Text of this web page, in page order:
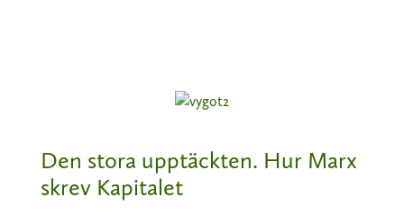
Den stora upptäckten. Hur Marx
skrev Kapitalet